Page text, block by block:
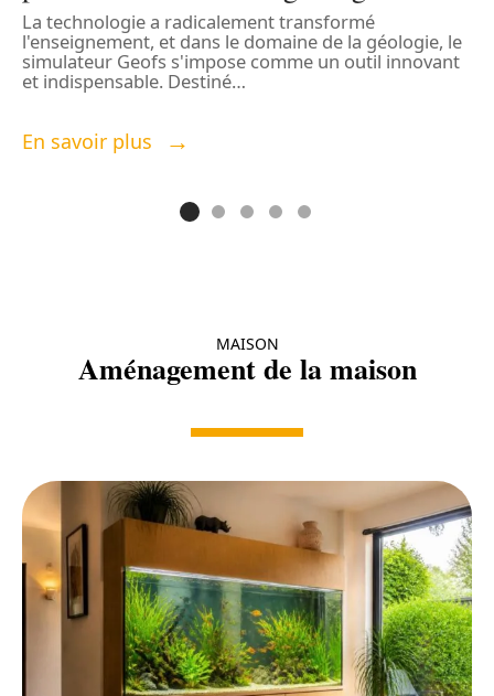
La technologie a radicalement transformé
l'enseignement, et dans le domaine de la géologie, le
simulateur Geofs s'impose comme un outil innovant
et indispensable. Destiné…
En savoir plus
MAISON
Aménagement de la maison